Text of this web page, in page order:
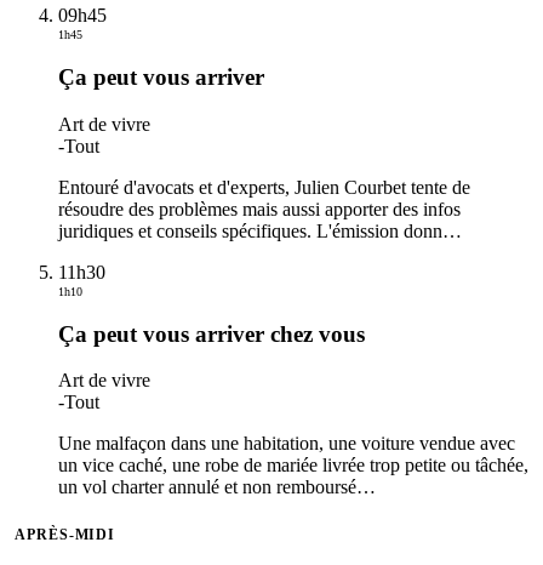
09h45
1h45
Ça peut vous arriver
Art de vivre
-Tout
Entouré d'avocats et d'experts, Julien Courbet tente de
résoudre des problèmes mais aussi apporter des infos
juridiques et conseils spécifiques. L'émission donn…
11h30
1h10
Ça peut vous arriver chez vous
Art de vivre
-Tout
Une malfaçon dans une habitation, une voiture vendue avec
un vice caché, une robe de mariée livrée trop petite ou tâchée,
un vol charter annulé et non remboursé…
APRÈS-MIDI